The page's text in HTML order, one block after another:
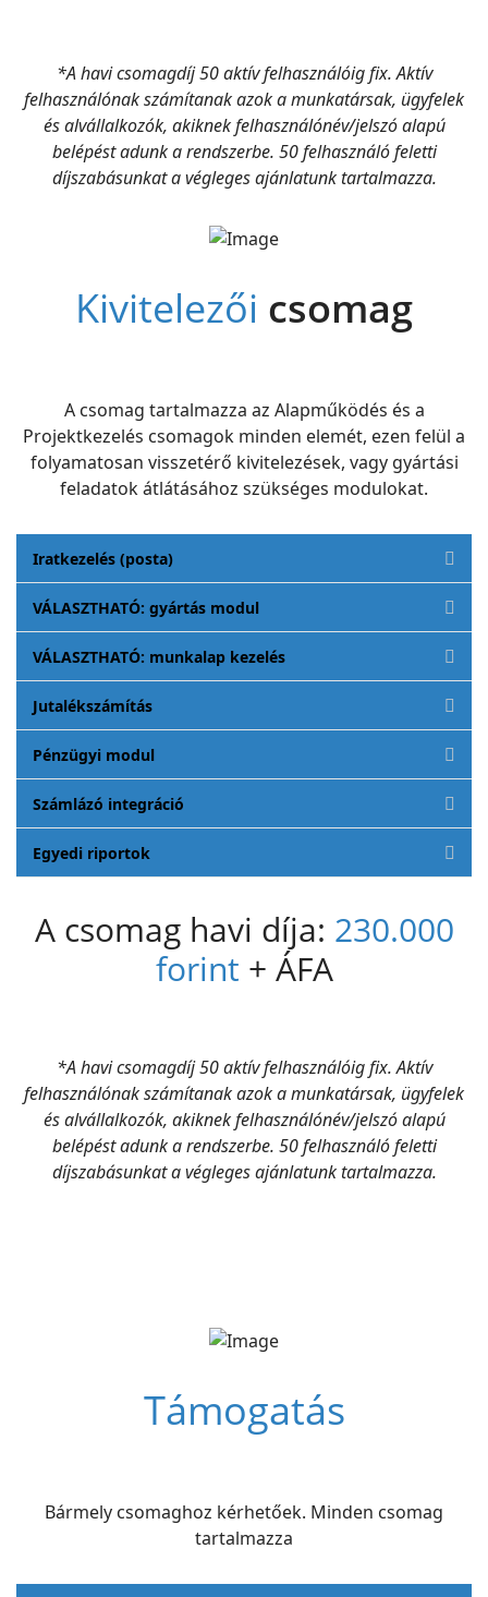
*A havi csomagdíj 50 aktív felhasználóig fix. Aktív
felhasználónak számítanak azok a munkatársak, ügyfelek
és alvállalkozók, akiknek felhasználónév/jelszó alapú
belépést adunk a rendszerbe. 50 felhasználó feletti
díjszabásunkat a végleges ajánlatunk tartalmazza.
Kivitelezői csomag
A csomag tartalmazza az Alapműködés és a
Projektkezelés csomagok minden elemét, ezen felül a
folyamatosan visszetérő kivitelezések, vagy gyártási
feladatok átlátásához szükséges modulokat.
Iratkezelés (posta)
VÁLASZTHATÓ: gyártás modul
VÁLASZTHATÓ: munkalap kezelés
Jutalékszámítás
Pénzügyi modul
Számlázó integráció
Egyedi riportok
A csomag havi díja: 230.000
forint + ÁFA
*A havi csomagdíj 50 aktív felhasználóig fix. Aktív
felhasználónak számítanak azok a munkatársak, ügyfelek
és alvállalkozók, akiknek felhasználónév/jelszó alapú
belépést adunk a rendszerbe. 50 felhasználó feletti
díjszabásunkat a végleges ajánlatunk tartalmazza.
Támogatás
Bármely csomaghoz kérhetőek. Minden csomag
tartalmazza